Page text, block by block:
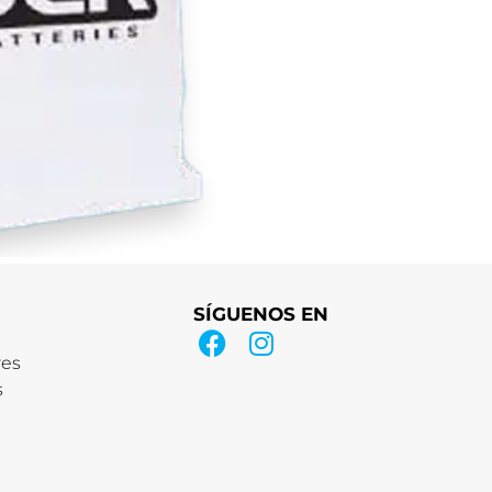
SÍGUENOS EN